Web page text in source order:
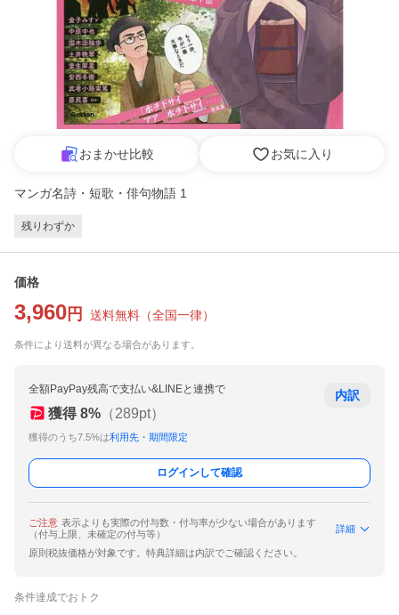
おまかせ比較 お気に入り
マンガ名詩・短歌・俳句物語 1
残りわずか
価格
3,960 円 送料無料 （全国一律）
条件により送料が異なる場合があります。
全額PayPay残高で支払い&LINEと連携で
獲得 8% （289pt）
獲得のうち7.5%は利用先・期間限定
内訳
ログインして確認
ご注意 表示よりも実際の付与数・付与率が少ない場合があります
（付与上限、未確定の付与等）
詳細
原則税抜価格が対象です。特典詳細は内訳でご確認ください。
条件達成でおトク